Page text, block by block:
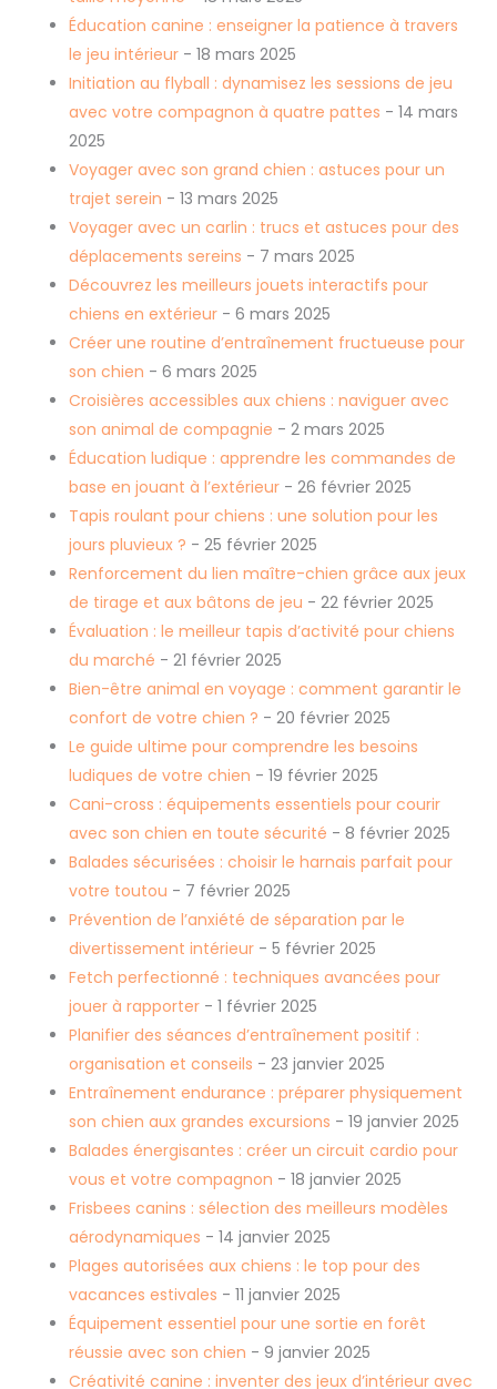
Éducation canine : enseigner la patience à travers
le jeu intérieur - 18 mars 2025
Initiation au flyball : dynamisez les sessions de jeu
avec votre compagnon à quatre pattes - 14 mars
2025
Voyager avec son grand chien : astuces pour un
trajet serein - 13 mars 2025
Voyager avec un carlin : trucs et astuces pour des
déplacements sereins - 7 mars 2025
Découvrez les meilleurs jouets interactifs pour
chiens en extérieur - 6 mars 2025
Créer une routine d’entraînement fructueuse pour
son chien - 6 mars 2025
Croisières accessibles aux chiens : naviguer avec
son animal de compagnie - 2 mars 2025
Éducation ludique : apprendre les commandes de
base en jouant à l’extérieur - 26 février 2025
Tapis roulant pour chiens : une solution pour les
jours pluvieux ? - 25 février 2025
Renforcement du lien maître-chien grâce aux jeux
de tirage et aux bâtons de jeu - 22 février 2025
Évaluation : le meilleur tapis d’activité pour chiens
du marché - 21 février 2025
Bien-être animal en voyage : comment garantir le
confort de votre chien ? - 20 février 2025
Le guide ultime pour comprendre les besoins
ludiques de votre chien - 19 février 2025
Cani-cross : équipements essentiels pour courir
avec son chien en toute sécurité - 8 février 2025
Balades sécurisées : choisir le harnais parfait pour
votre toutou - 7 février 2025
Prévention de l’anxiété de séparation par le
divertissement intérieur - 5 février 2025
Fetch perfectionné : techniques avancées pour
jouer à rapporter - 1 février 2025
Planifier des séances d’entraînement positif :
organisation et conseils - 23 janvier 2025
Entraînement endurance : préparer physiquement
son chien aux grandes excursions - 19 janvier 2025
Balades énergisantes : créer un circuit cardio pour
vous et votre compagnon - 18 janvier 2025
Frisbees canins : sélection des meilleurs modèles
aérodynamiques - 14 janvier 2025
Plages autorisées aux chiens : le top pour des
vacances estivales - 11 janvier 2025
Équipement essentiel pour une sortie en forêt
réussie avec son chien - 9 janvier 2025
Créativité canine : inventer des jeux d’intérieur avec